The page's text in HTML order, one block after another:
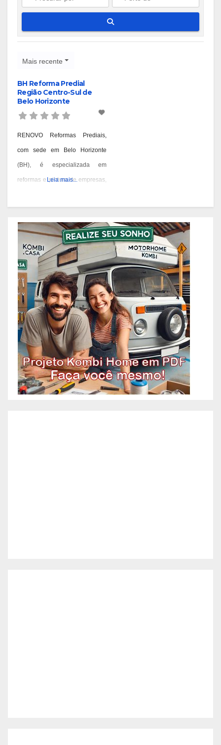
Mais recente
BH Reforma Predial
Região Centro-Sul de
Belo Horizonte
RENOVO Reformas Prediais,
com sede em Belo Horizonte
(BH), é especializada em
reformas e pintura de empresas,
experiência desde 1978 e são
conhecidos por seus serviços de
qualidade em BH. Você pode
contatá-los pelos telefones 31
3473-2000, 3357-1961 ou
98687-2000 se você está
pensando em reformar ou pintar
a fachada da sua empresa,
condomínio ou
Leia mais...